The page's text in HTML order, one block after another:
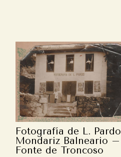
Fotografía de L. Pardo
Mondariz Balneario –
Fonte de Troncoso